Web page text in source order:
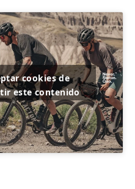
cookies de
este contenido